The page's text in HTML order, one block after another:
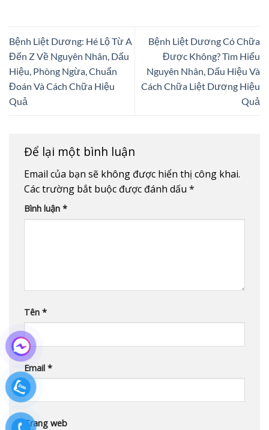
Bệnh Liệt Dương: Hé Lộ Từ A
Đến Z Về Nguyên Nhân, Dấu
Hiệu, Phòng Ngừa, Chuẩn
Đoán Và Cách Chữa Hiệu
Quả
Bệnh Liệt Dương Có Chữa
Được Không? Tìm Hiểu
Nguyên Nhân, Dấu Hiệu Và
Cách Chữa Liệt Dương Hiệu
Quả
Để lại một bình luận
Email của bạn sẽ không được hiển thị công khai.
Các trường bắt buộc được đánh dấu *
Bình luận *
Tên *
Email *
Trang web